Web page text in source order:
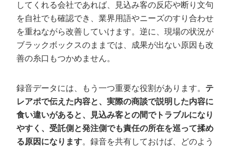
してくれる会社であれば、見込み客の反応や断り文句
を自社でも確認でき、業界用語やニーズのすり合わせ
を重ねながら改善していけます。逆に、現場の状況が
ブラックボックスのままでは、成果が出ない原因も改
善の糸口もつかめません。
録音データには、もう一つ重要な役割があります。 テ
レアポで伝えた内容と、実際の商談で説明した内容に
食い違いがあると、見込み客との間でトラブルになり
やすく、受託側と発注側でも責任の所在を巡って揉め
る原因になります。録音を共有しておけば、どのよう